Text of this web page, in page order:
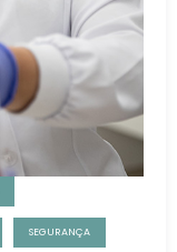
SEGURANÇA